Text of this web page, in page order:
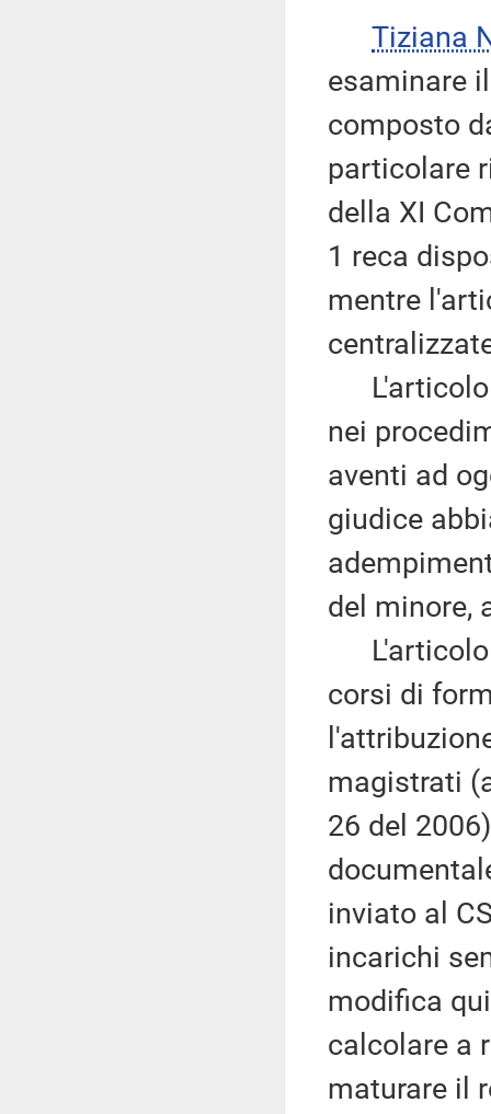
Tiziana
esaminare
composto
particolare
della XI
1 reca
mentre
L'articolo
nei
aventi ad
giudice
del minore,
L'articolo
corsi di
magistrati
26 del
inviato al
incarichi
modifica
calcolare a
maturare il